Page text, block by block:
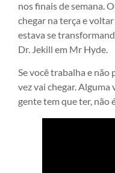
nos finais de semana.
chegar na terça e
estava se
Dr. Jekill em Mr Hyde.
Se você trabalha e não
vez vai chegar. Alguma
gente tem que ter, não